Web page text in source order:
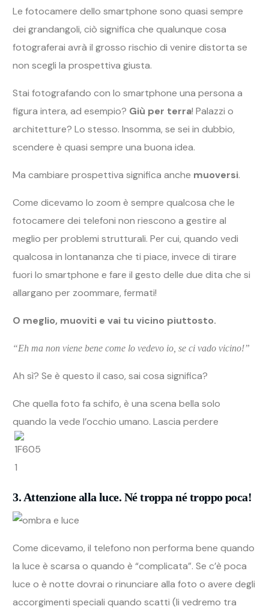
Le fotocamere dello smartphone sono quasi sempre
dei grandangoli, ciò significa che qualunque cosa
fotograferai avrà il grosso rischio di venire distorta se
non scegli la prospettiva giusta.
Stai fotografando con lo smartphone una persona a
figura intera, ad esempio? Giù per terra! Palazzi o
architetture? Lo stesso. Insomma, se sei in dubbio,
scendere è quasi sempre una buona idea.
Ma cambiare prospettiva significa anche muoversi.
Come dicevamo lo zoom è sempre qualcosa che le
fotocamere dei telefoni non riescono a gestire al
meglio per problemi strutturali. Per cui, quando vedi
qualcosa in lontananza che ti piace, invece di tirare
fuori lo smartphone e fare il gesto delle due dita che si
allargano per zoommare, fermati!
O meglio, muoviti e vai tu vicino piuttosto.
“Eh ma non viene bene come lo vedevo io, se ci vado vicino!”
Ah sì? Se è questo il caso, sai cosa significa?
Che quella foto fa schifo, è una scena bella solo
quando la vede l’occhio umano. Lascia perdere
3. Attenzione alla luce. Né troppa né troppo poca!
Come dicevamo, il telefono non performa bene quando
la luce è scarsa o quando è “complicata”. Se c’è poca
luce o è notte dovrai o rinunciare alla foto o avere degli
accorgimenti speciali quando scatti (li vedremo tra